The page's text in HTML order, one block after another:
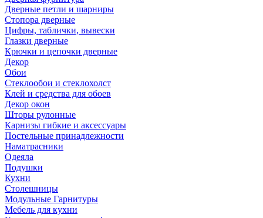
Дверные петли и шарниры
Стопора дверные
Цифры, таблички, вывески
Глазки дверные
Крючки и цепочки дверные
Декор
Обои
Стеклообои и стеклохолст
Клей и средства для обоев
Декор окон
Шторы рулонные
Карнизы гибкие и аксессуары
Постельные принадлежности
Наматрасники
Одеяла
Подушки
Кухни
Столешницы
Модульные Гарнитуры
Мебель для кухни